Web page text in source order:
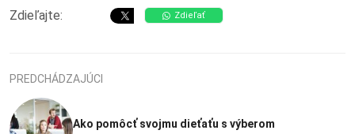
Zdieľajte: Zdieľať
PREDCHÁDZAJÚCI
Ako pomôcť svojmu dieťaťu s výberom